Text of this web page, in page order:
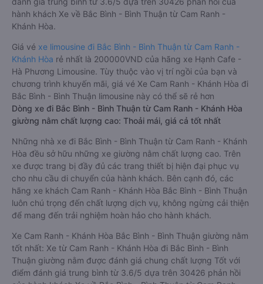
hành khách Xe về Bắc Bình - Bình Thuận từ Cam Ranh -
Khánh Hòa.
Giá vé xe limousine đi Bắc Bình - Bình Thuận từ Cam Ranh -
Khánh Hòa rẻ nhất là 200000VND của hãng xe Hạnh Cafe -
Hà Phương Limousine. Tùy thuộc vào vị trí ngồi của bạn và
chương trình khuyến mãi, giá vé Xe Cam Ranh - Khánh Hòa đi
Bắc Bình - Bình Thuận limousine này có thể sẽ rẻ hơn
Dòng xe đi Bắc Bình - Bình Thuận từ Cam Ranh - Khánh Hòa
giường nằm chất lượng cao: Thoải mái, giá cả tốt nhất
Những nhà xe đi Bắc Bình - Bình Thuận từ Cam Ranh - Khánh
Hòa đều sở hữu những xe giường nằm chất lượng cao. Trên
xe được trang bị đầy đủ các trang thiết bị hiện đại phục vụ
cho nhu cầu di chuyển của hành khách. Bên cạnh đó, các
hãng xe khách Cam Ranh - Khánh Hòa Bắc Bình - Bình Thuận
luôn chú trọng đến chất lượng dịch vụ, không ngừng cải thiện
để mang đến trải nghiệm hoàn hảo cho hành khách.
Xe Cam Ranh - Khánh Hòa Bắc Bình - Bình Thuận giường nằm
tốt nhất: Xe từ Cam Ranh - Khánh Hòa đi Bắc Bình - Bình
Thuận giường nằm được đánh giá chung chất lượng Tốt với
điểm đánh giá trung bình từ 3.6/5 dựa trên 30426 phản hồi